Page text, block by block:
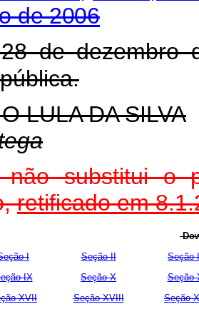
de 2006
de dezembro
LULA DA SILVA
substitui o
retificado em
I Seção II
Seção
IX Seção X
Seção
XVII Seção XVIII Seção